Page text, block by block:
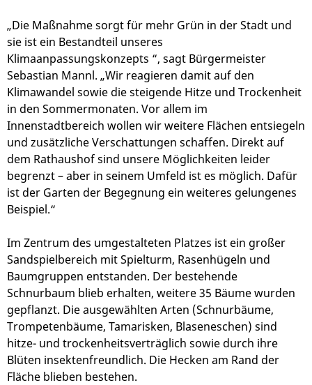
„Die Maßnahme sorgt für mehr Grün in der Stadt und
sie ist ein Bestandteil unseres
Klimaanpassungskonzepts “, sagt Bürgermeister
Sebastian Mannl. „Wir reagieren damit auf den
Klimawandel sowie die steigende Hitze und Trockenheit
in den Sommermonaten. Vor allem im
Innenstadtbereich wollen wir weitere Flächen entsiegeln
und zusätzliche Verschattungen schaffen. Direkt auf
dem Rathaushof sind unsere Möglichkeiten leider
begrenzt – aber in seinem Umfeld ist es möglich. Dafür
ist der Garten der Begegnung ein weiteres gelungenes
Beispiel.“
Im Zentrum des umgestalteten Platzes ist ein großer
Sandspielbereich mit Spielturm, Rasenhügeln und
Baumgruppen entstanden. Der bestehende
Schnurbaum blieb erhalten, weitere 35 Bäume wurden
gepflanzt. Die ausgewählten Arten (Schnurbäume,
Trompetenbäume, Tamarisken, Blaseneschen) sind
hitze- und trockenheitsverträglich sowie durch ihre
Blüten insektenfreundlich. Die Hecken am Rand der
Fläche blieben bestehen.